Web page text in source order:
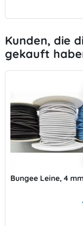
Kunden, die
gekauft
Bungee Leine, 4